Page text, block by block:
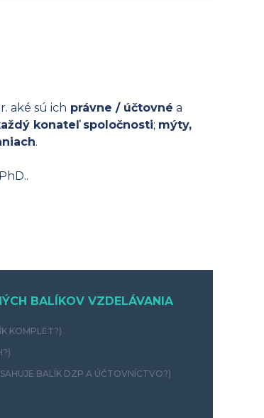
aké sú ich právne / účtovné a
konateľ spoločnosti; mýty,
.
BALÍKOV VZDELÁVANIA
KOMPLET?)
BALÍK DZP A ÚČTOVNÍCTVO?)